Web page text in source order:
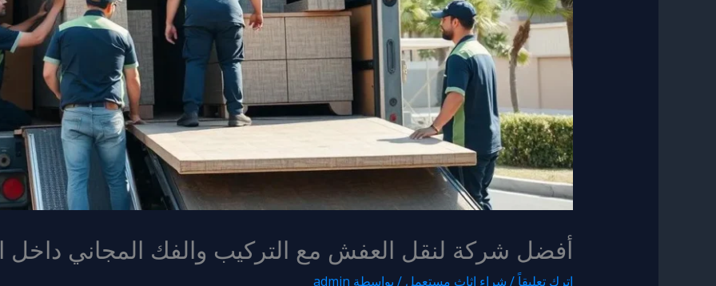
أفضل شركة لنقل العفش مع التركيب والفك المجاني داخل
اترك تعليقاً/ شراء اثاث مستعمل / بواسطة admin